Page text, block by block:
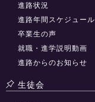
進路状況
進路年間スケジュール
卒業生の声
就職・進学説明動画
進路からのお知らせ
生徒会